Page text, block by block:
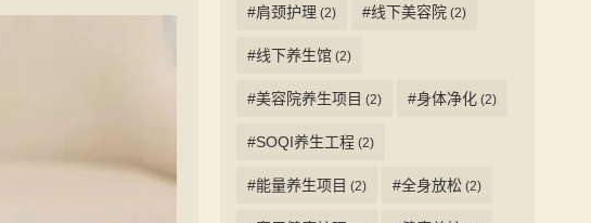
#肩颈护理 (2) #线下美容院 (2)
#线下养生馆 (2)
#美容院养生项目 (2) #身体净化 (2)
#SOQI养生工程 (2)
#能量养生项目 (2) #全身放松 (2)